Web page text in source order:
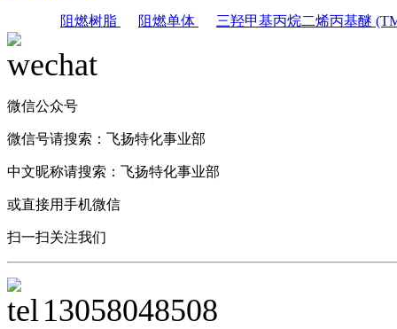
阻燃树脂 阻燃单体 三羟甲基丙烷二烯丙基醚
微信公众号
微信号请搜索： 飞扬特化事业部
中文昵称请搜索： 飞扬特化事业部
或直接用手机微信
扫一扫关注我们
13058048508